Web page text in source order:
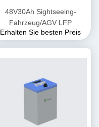
48V30Ah Sightseeing-
Fahrzeug/AGV LFP
Erhalten Sie besten Preis